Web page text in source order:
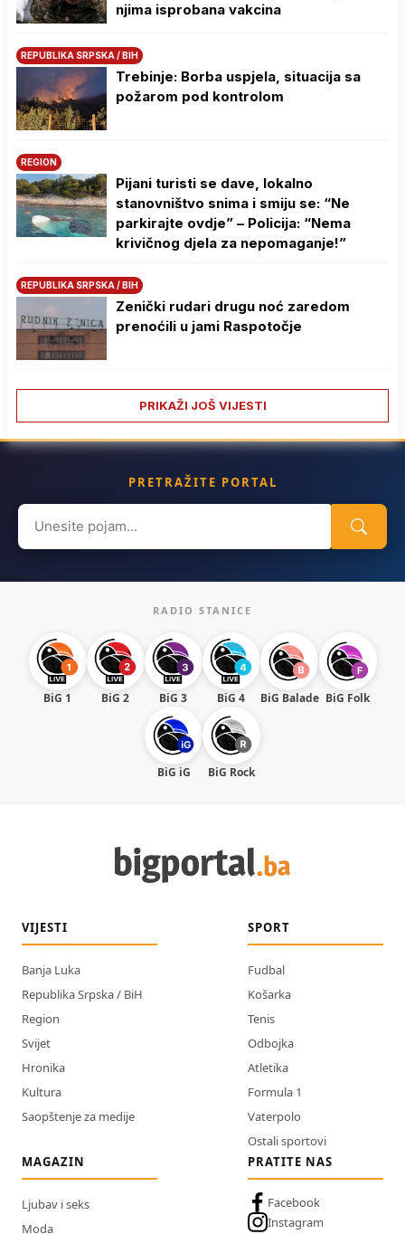
njima isprobana vakcina
REPUBLIKA SRPSKA / BIH
Trebinje: Borba uspjela, situacija sa
požarom pod kontrolom
REGION
Pijani turisti se dave, lokalno
stanovništvo snima i smiju se: “Ne
parkirajte ovdje” – Policija: “Nema
krivičnog djela za nepomaganje!”
REPUBLIKA SRPSKA / BIH
Zenički rudari drugu noć zaredom
prenoćili u jami Raspotočje
PRIKAŽI JOŠ VIJESTI
PRETRAŽITE PORTAL
Search
for:
RADIO STANICE
BiG 1 BiG 2 BiG 3 BiG 4 BiG Balade BiG Folk
BiG iG BiG Rock
VIJESTI
Banja Luka
Republika Srpska / BiH
Region
Svijet
Hronika
Kultura
Saopštenje za medije
SPORT
Fudbal
Košarka
Tenis
Odbojka
Atletika
Formula 1
Vaterpolo
Ostali sportovi
MAGAZIN
Ljubav i seks
Moda
PRATITE NAS
Facebook
Instagram